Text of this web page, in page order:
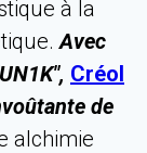
à la
Avec
Créol
de
alchimie